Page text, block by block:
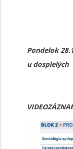
Pondelok
u dosplelých